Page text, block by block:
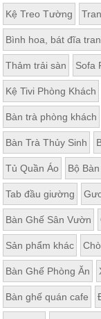
Kệ Treo Tường
Bình hoa, bát đĩa
Thảm trải sàn Sofa
Kệ Tivi Phòng Khách
Bàn trà phòng khách
Bàn Trà Thủy Sinh
Tủ Quần Áo Bộ
Tab đầu giường
Bàn Ghế Sân Vườn
Sản phẩm khác
Bàn Ghế Phòng Ăn
Bàn ghế quán cafe